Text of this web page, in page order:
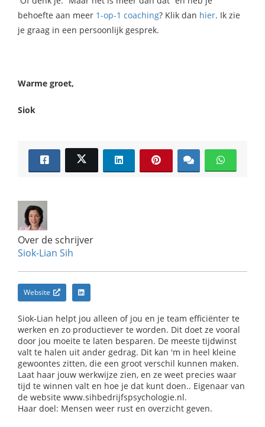
behoefte aan meer 1-op-1 coaching? Klik dan hier. Ik zie
je graag in een persoonlijk gesprek.
Warme groet,
Siok
Over de schrijver
Siok-Lian Sih
Website
Siok-Lian helpt jou alleen of jou en je team efficiënter te
werken en zo productiever te worden. Dit doet ze vooral
door jou moeite te laten besparen. De meeste tijdwinst
valt te halen uit ander gedrag. Dit kan 'm in heel kleine
gewoontes zitten, die een groot verschil kunnen maken.
Laat haar jouw werkwijze zien, en ze weet precies waar
tijd te winnen valt en hoe je dat kunt doen.. Eigenaar van
de website www.sihbedrijfspsychologie.nl.
Haar doel: Mensen weer rust en overzicht geven.